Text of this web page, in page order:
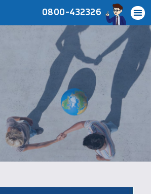
0800-432326